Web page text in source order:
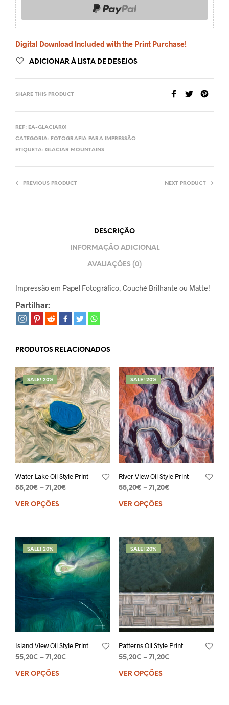
Digital Download Included with the Print Purchase!
ADICIONAR À LISTA DE DESEJOS
SHARE THIS PRODUCT
REF: EA-GLACIAR01
CATEGORIA: FOTOGRAFIA PARA IMPRESSÃO
ETIQUETA: GLACIAR MOUNTAINS
PREVIOUS PRODUCT NEXT PRODUCT
DESCRIÇÃO
INFORMAÇÃO ADICIONAL
AVALIAÇÕES (0)
Impressão em Papel Fotográfico, Couché Brilhante ou Matte!
Partilhar:
PRODUTOS RELACIONADOS
SALE! 20%
Water Lake Oil Style Print
55,20€ – 71,20€
VER OPÇÕES
SALE! 20%
River View Oil Style Print
55,20€ – 71,20€
VER OPÇÕES
SALE! 20%
Island View Oil Style Print
55,20€ – 71,20€
VER OPÇÕES
SALE! 20%
Patterns Oil Style Print
55,20€ – 71,20€
VER OPÇÕES